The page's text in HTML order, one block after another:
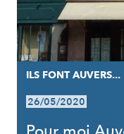
ILS FONT AUVERS...
26/05/2020